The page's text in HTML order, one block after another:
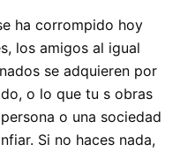
ha corrompido hoy
los amigos al igual
se adquieren por
o lo que tu s obras
o una sociedad
Si no haces nada,